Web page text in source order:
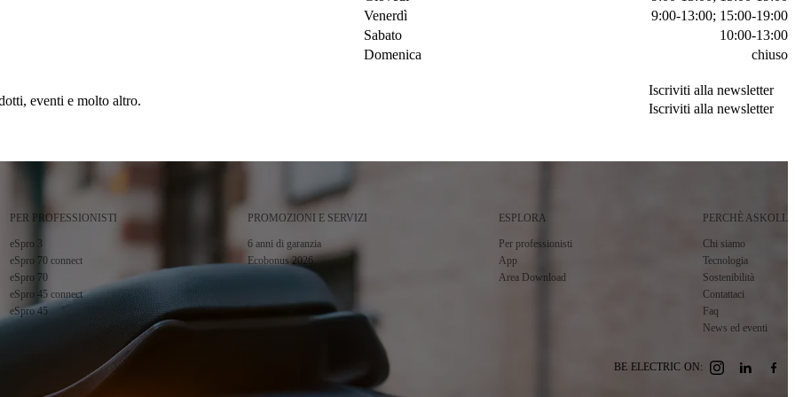
Venerdì
9:00-13:00; 15:00-19:00
Sabato
10:00-13:00
Domenica
chiuso
eventi e molto altro.
Iscriviti alla newsletter
Iscriviti alla newsletter
PER PROFESSIONISTI
eSpro 3
eSpro 70 connect
eSpro 70
eSpro 45 connect
eSpro 45
PROMOZIONI E SERVIZI
6 anni di garanzia
Ecobonus 2026
ESPLORA
Per professionisti
App
Area Download
PERCHÈ ASKOLL
Chi siamo
Tecnologia
Sostenibilità
Contattaci
Faq
News ed eventi
BE ELECTRIC ON: